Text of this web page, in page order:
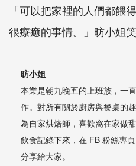
「可以把家裡的人們都餵
很療癒的事情。」昉小姐笑
昉小姐
本業是朝九晚五的上班族，一
作。對所有關於廚房與餐桌的
為自家烘焙師，喜歡窩在家做
飲食記錄下來，在 FB 粉絲專頁
分享給大家。